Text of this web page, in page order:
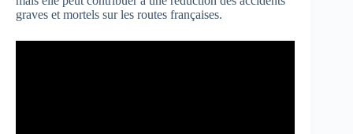
graves et mortels sur les routes françaises.